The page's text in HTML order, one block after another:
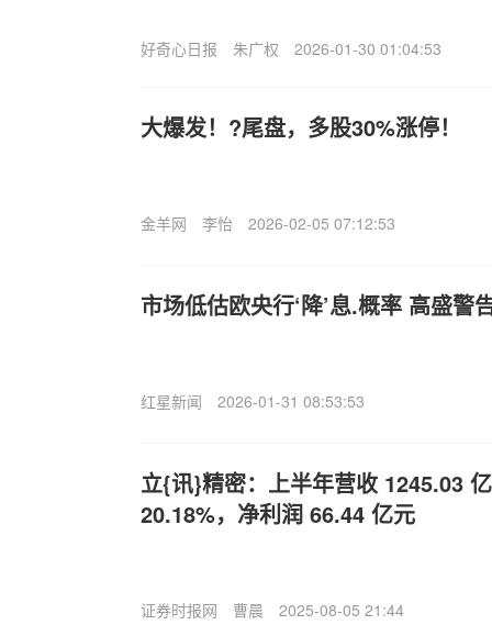
好奇心日报 朱广权 2026-01-30 01:04:53
大爆发！?尾盘，多股30%涨停！
金羊网 李怡 2026-02-05 07:12:53
市场低估欧央行‘降’息.概率 高盛警
红星新闻 2026-01-31 08:53:53
立{讯}精密：上半年营收 1245.03
20.18%，净利润 66.44 亿元
证券时报网 曹晨 2025-08-05 21:44